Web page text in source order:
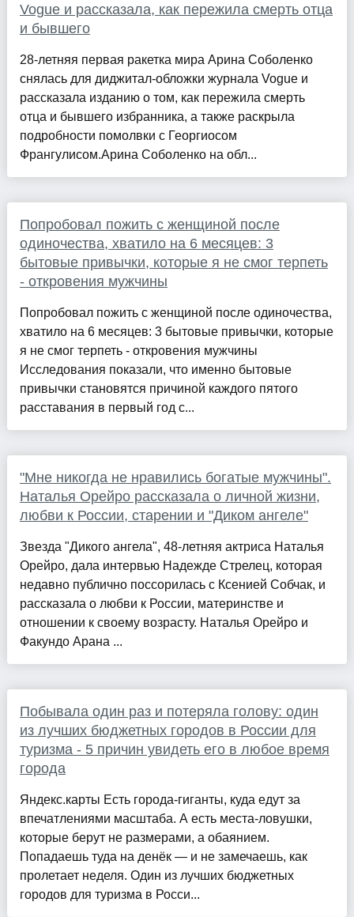
Vogue и рассказала, как пережила смерть отца
и бывшего
28-летняя первая ракетка мира Арина Соболенко
снялась для диджитал-обложки журнала Vogue и
рассказала изданию о том, как пережила смерть
отца и бывшего избранника, а также раскрыла
подробности помолвки с Георгиосом
Франгулисом.Арина Соболенко на обл...
Попробовал пожить с женщиной после
одиночества, хватило на 6 месяцев: 3
бытовые привычки, которые я не смог терпеть
- откровения мужчины
Попробовал пожить с женщиной после одиночества,
хватило на 6 месяцев: 3 бытовые привычки, которые
я не смог терпеть - откровения мужчины
Исследования показали, что именно бытовые
привычки становятся причиной каждого пятого
расставания в первый год с...
"Мне никогда не нравились богатые мужчины".
Наталья Орейро рассказала о личной жизни,
любви к России, старении и "Диком ангеле"
Звезда "Дикого ангела", 48-летняя актриса Наталья
Орейро, дала интервью Надежде Стрелец, которая
недавно публично поссорилась с Ксенией Собчак, и
рассказала о любви к России, материнстве и
отношении к своему возрасту. Наталья Орейро и
Факундо Арана ...
Побывала один раз и потеряла голову: один
из лучших бюджетных городов в России для
туризма - 5 причин увидеть его в любое время
города
Яндекс.карты Есть города-гиганты, куда едут за
впечатлениями масштаба. А есть места-ловушки,
которые берут не размерами, а обаянием.
Попадаешь туда на денёк — и не замечаешь, как
пролетает неделя. Один из лучших бюджетных
городов для туризма в Росси...